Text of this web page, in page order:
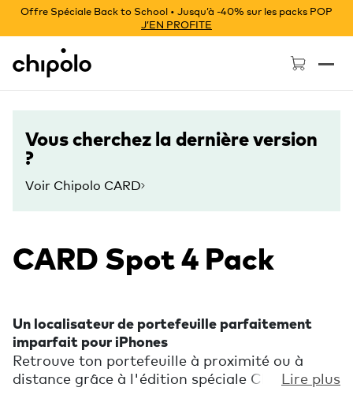
Offre Spéciale Back to School • Jusqu’à -40% sur les packs POP
J’EN PROFITE
Chipolo - Home page
Vous cherchez la dernière version
?
Voir Chipolo CARD
CARD Spot 4 Pack
Un localisateur de portefeuille parfaitement
imparfait pour iPhones
Retrouve ton portefeuille à proximité ou à
distance grâce à l'édition spéciale ChipoloLire plus